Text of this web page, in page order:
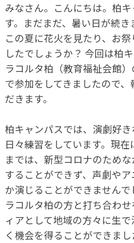
みなさん。こんにちは。柏
す。まだまだ、暑い日が続
この夏に花火を見たり、お
したでしょうか？ 今回は柏
ラコルタ柏（教育福祉会館
で参加をしてきましたので
だきます。
柏キャンパスでは、演劇好き
日々練習をしています。現
までは、新型コロナのため
することができず、声劇や
か演じることができません
ラコルタ柏の方と打ち合わ
ィアとして地域の方々に生
く機会を得ることができまし